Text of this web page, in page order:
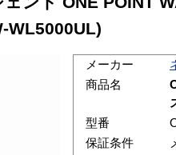
WL5000UL)
メーカー
商品名
型番
保証条件